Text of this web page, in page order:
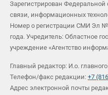
Зарегистрирован
связи, информационных
Номер о регистрации СМИ Эл №
года. Учредитель: Областное
учреждение «Агентство
Главный редактор: И.о.
Телефон/факс редакции: +7
Адрес электронной почты